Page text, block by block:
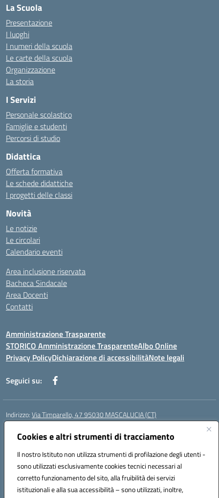
Cookies e altri strumenti di tracciamento
Il nostro Istituto non utilizza strumenti di profilazione degli utenti -
sono utilizzati esclusivamente cookies tecnici necessari al
corretto funzionamento del sito, alla fruibilità dei servizi
istituzionali e alla sua accessibilità – sono utilizzati, inoltre,
La Scuola
Presentazione
I luoghi
I numeri della scuola
Le carte della scuola
Organizzazione
La storia
I Servizi
Personale scolastico
Famiglie e studenti
Percorsi di studio
Didattica
Offerta formativa
Le schede didattiche
I progetti delle classi
Novità
Le notizie
Le circolari
Calendario eventi
Area inclusione riservata
Bacheca Sindacale
Area Docenti
Contatti
Amministrazione Trasparente
STORICO Amministrazione TrasparenteAlbo Online
Privacy PolicyDichiarazione di accessibilitàNote legali
Seguici su:
Indirizzo:Via Timparello, 47 95030 MASCALUCIA (CT)
Centralino:
Posta elettronica certificata (PEC):ctic8bc002@pec.istruzione.it
Codice fiscale: 93238350875
Codice meccanografico:ctic8bc002
Codice Indice delle Pubbliche Amministrazioni (IPA): istsc_ctic8bc002
Codice unico di fatturazione (CUF): 2PO2JW